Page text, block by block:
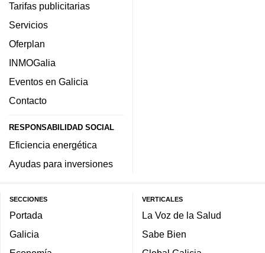
Tarifas publicitarias
Servicios
Oferplan
INMOGalia
Eventos en Galicia
Contacto
RESPONSABILIDAD SOCIAL
Eficiencia energética
Ayudas para inversiones
SECCIONES
Portada
Galicia
VERTICALES
La Voz de la Salud
Sabe Bien